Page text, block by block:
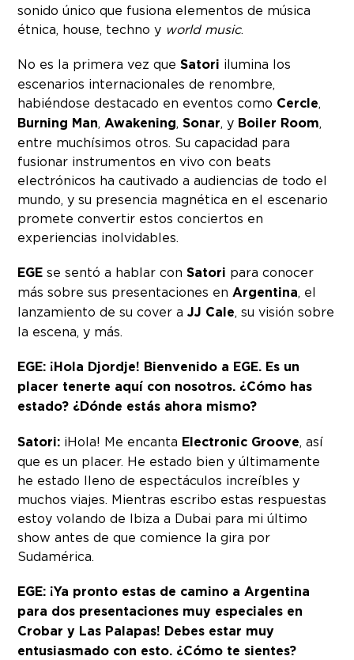
sonido único que fusiona elementos de música
étnica, house, techno y world music.
No es la primera vez queSatori ilumina los
escenarios internacionales de renombre,
habiéndose destacado en eventos como Cercle,
Burning Man, Awakening,Sonar, y Boiler Room,
entre muchísimos otros. Su capacidad para
fusionar instrumentos en vivo con beats
electrónicos ha cautivado a audiencias de todo el
mundo, y su presencia magnética en el escenario
promete convertir estos conciertos en
experiencias inolvidables.
EGE se sentó a hablar conSatori para conocer
más sobre sus presentaciones en Argentina, el
lanzamiento de su cover aJJ Cale, su visión sobre
la escena, y más.
EGE: ¡Hola Djordje! Bienvenido a EGE. Es un
placer tenerte aquí con nosotros. ¿Cómo has
estado? ¿Dónde estás ahora mismo?
Satori: ¡Hola! Me encanta Electronic Groove, así
que es un placer. He estado bien y últimamente
he estado lleno de espectáculos increíbles y
muchos viajes. Mientras escribo estas respuestas
estoy volando de Ibiza a Dubai para mi último
show antes de que comience la gira por
Sudamérica.
EGE: ¡Ya pronto estas de camino a Argentina
para dos presentaciones muy especiales en
Crobar y Las Palapas! Debes estar muy
entusiasmado con esto. ¿Cómo te sientes?